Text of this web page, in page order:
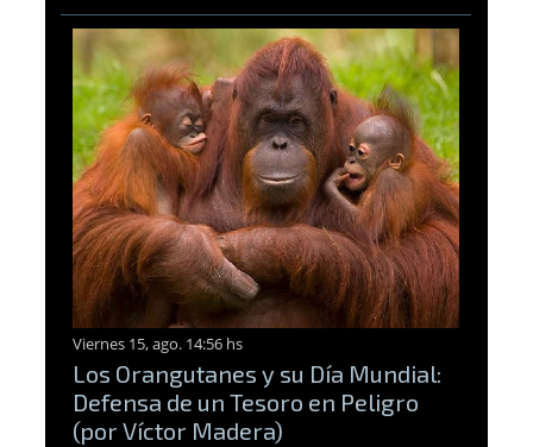
Viernes 15, ago. 14:56 hs
Los Orangutanes y su Día Mundial:
Defensa de un Tesoro en Peligro
(por Víctor Madera)